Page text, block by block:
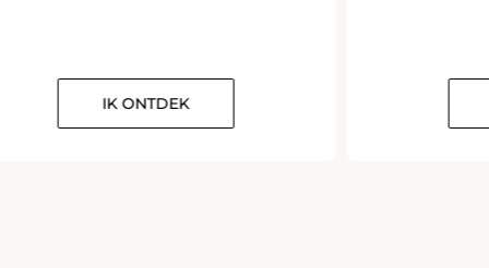
IK ONTDEK